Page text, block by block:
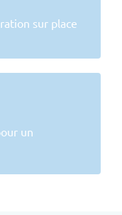
sur place
un